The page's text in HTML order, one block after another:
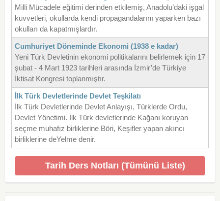
Milli Mücadele eğitimi derinden etkilemiş, Anadolu’daki işgal
kuvvetleri, okullarda kendi propagandalarını yaparken bazı
okulları da kapatmışlardır.
Cumhuriyet Döneminde Ekonomi (1938 e kadar)
Yeni Türk Devletinin ekonomi politikalarını belirlemek için 17
şubat - 4 Mart 1923 tarihleri arasında İzmir’de Türkiye
İktisat Kongresi toplanmıştır.
İlk Türk Devletlerinde Devlet Teşkilatı
İlk Türk Devletlerinde Devlet Anlayışı, Türklerde Ordu,
Devlet Yönetimi. İlk Türk devletlerinde Kağanı koruyan
seçme muhafız birliklerine Böri, Keşifler yapan akıncı
birliklerine deYelme denir.
Tarih Ders Notları (Tümünü Liste)